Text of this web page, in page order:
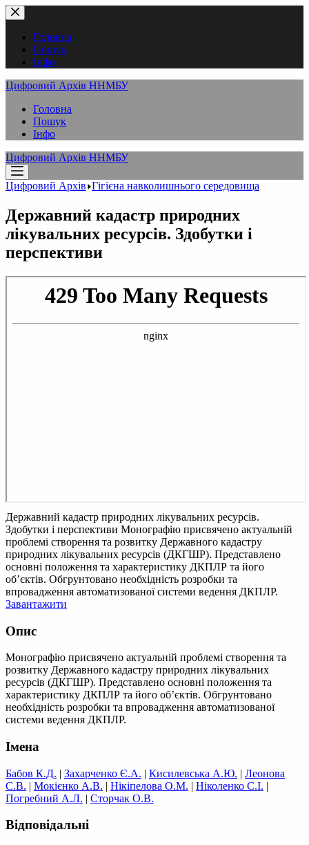
Перейти
до
вмістуГоловна
Пошук
Інфо
Цифровий Архів ННМБУ
Головна
Пошук
Інфо
Цифровий Архів ННМБУ
Цифровий Архів Гігієна навколишнього середовища
Державний кадастр природних
лікувальних ресурсів. Здобутки і
перспективи
Державний кадастр природних лікувальних ресурсів.
Здобутки і перспективи Монографію присвячено актуальній
проблемі створення та розвитку Державного кадастру
природних лікувальних ресурсів (ДКГШР). Представлено
основні положення та характеристику ДКПЛР та його
об’єктів. Обгрунтовано необхідність розробки та
впровадження автоматизованої системи ведення ДКПЛР.
Завантажити
Опис
Монографію присвячено актуальній проблемі створення та
розвитку Державного кадастру природних лікувальних
ресурсів (ДКГШР). Представлено основні положення та
характеристику ДКПЛР та його об’єктів. Обгрунтовано
необхідність розробки та впровадження автоматизованої
системи ведення ДКПЛР.
Імена
Бабов К.Д. | Захарченко Є.А. | Кисилевська А.Ю. | Леонова
С.В. | Мокієнко А.В. | Нікіпелова О.М. | Ніколенко С.І. |
Погребний А.Л. | Сторчак О.В.
Відповідальні